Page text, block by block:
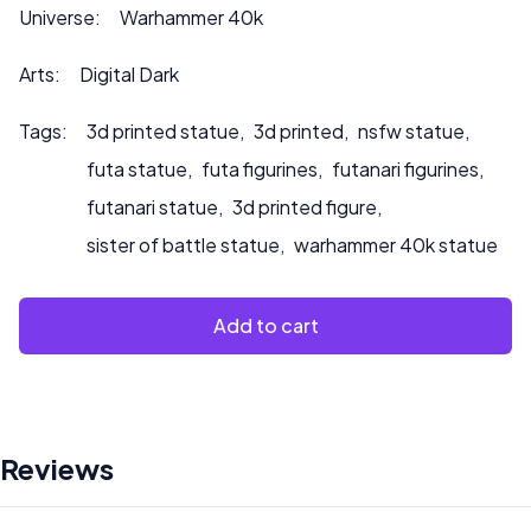
Bitte kontaktieren Sie uns unter ***
oder wenn Sie möchten, dass wir das Produkt bemalen.
Universe: Warhammer 40k
Arts: Digital Dark
Tags: 3d printed statue, 3d printed, nsfw statue,
futa statue, futa figurines, futanari figurines,
futanari statue, 3d printed figure,
sister of battle statue, warhammer 40k statue
Add to cart
Reviews